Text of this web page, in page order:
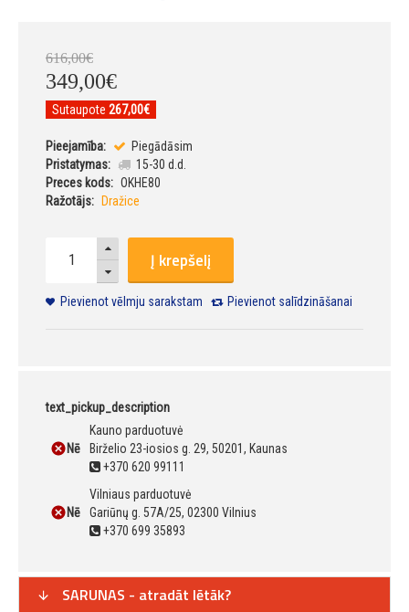
616,00€
349,00€
Sutaupote 267,00€
Pieejamība:
Piegādāsim
Pristatymas:
15-30 d.d.
Preces kods: OKHE80
Ražotājs:
Dražice
Į krepšelį
Pievienot vēlmju sarakstam Pievienot salīdzināšanai
text_pickup_description
Nē
Kauno parduotuvė
Birželio 23-iosios g. 29, 50201, Kaunas
+370 620 99111
Nē
Vilniaus parduotuvė
Gariūnų g. 57A/25, 02300 Vilnius
+370 699 35893
SARUNAS - atradāt lētāk?